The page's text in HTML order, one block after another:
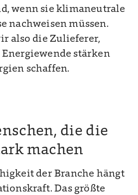
wenn sie klimaneutrale
nachweisen müssen.
also die Zulieferer,
stärken
schaffen.
die die
machen
der Branche hängt
Das größte